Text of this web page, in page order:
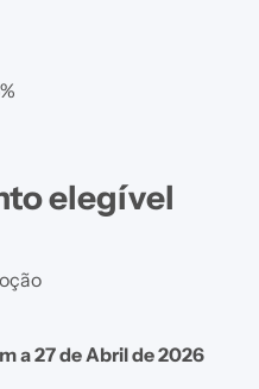
elegível
a 27 de Abril de 2026